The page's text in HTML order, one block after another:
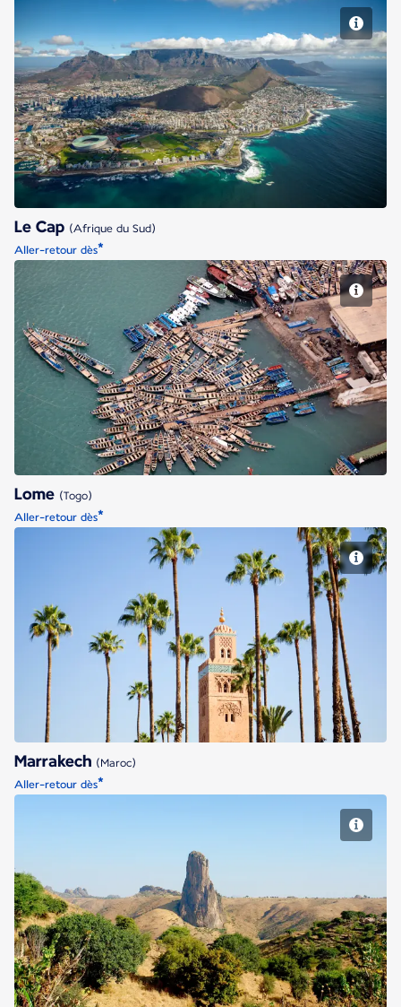
Le Cap
Le Cap (Afrique du Sud)
Aller-retour dès*
Lome
Lome (Togo)
Aller-retour dès*
Marrakech
Marrakech (Maroc)
Aller-retour dès*
Douala